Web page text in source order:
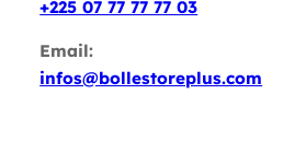
+225 07 77 77 77 03
Email:
infos@bollestoreplus.com